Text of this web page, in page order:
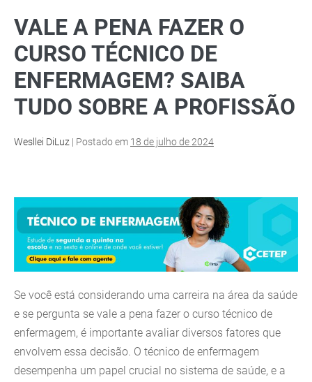
VALE A PENA FAZER O
CURSO TÉCNICO DE
ENFERMAGEM? SAIBA
TUDO SOBRE A PROFISSÃO
Wesllei DiLuz | Postado em 18 de julho de 2024
Se você está considerando uma carreira na área da saúde
e se pergunta se vale a pena fazer o curso técnico de
enfermagem, é importante avaliar diversos fatores que
envolvem essa decisão. O técnico de enfermagem
desempenha um papel crucial no sistema de saúde, e a